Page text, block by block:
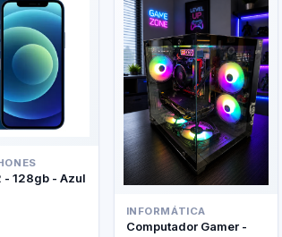
- 128gb - Azul
INFORMÁTICA
Computador Gamer -